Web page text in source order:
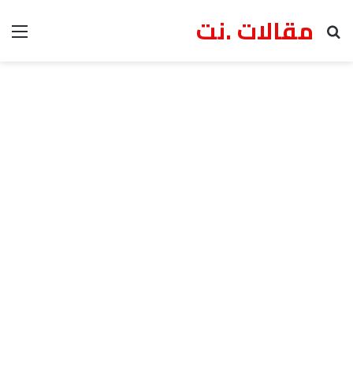
مقالات .نت
بحث عن